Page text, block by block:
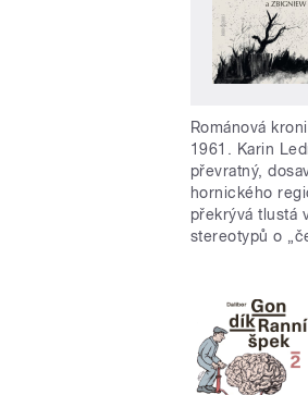
Románová
1961. Karin
převratný,
hornického
překrývá tlustá
stereotypů o